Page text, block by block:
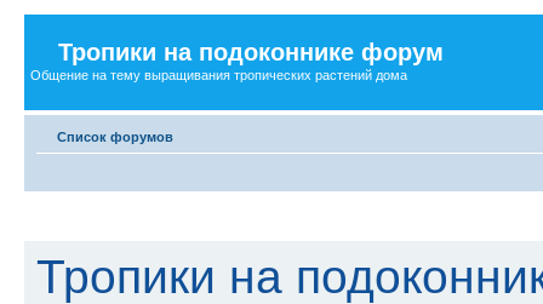
Тропики на подоконнике форум
Общение на тему выращивания тропических растений дома
Список форумов
Тропики на